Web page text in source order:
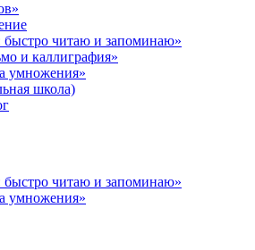
быстро читаю и запоминаю»
и каллиграфия»
умножения»
школа)
быстро читаю и запоминаю»
умножения»